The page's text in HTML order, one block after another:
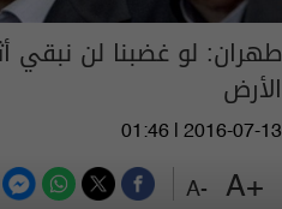
+A
-A
طهران: لو غضبنا لن نبقي
الأرض
01:46 | 2016-07-13